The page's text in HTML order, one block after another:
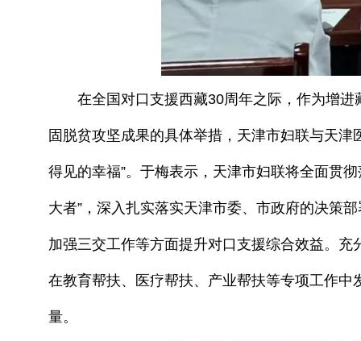
在全国对口支援西藏30周年之际，作为增进
固脱贫攻坚成果的具体举措，天津市妇联与天津
得见的幸福”。于梅表示，天津市妇联将全面贯
大者”，深入扎实落实天津市委、市政府的决策
加强三交工作等方面提升对口支援综合效益。
在教育帮扶、医疗帮扶、产业帮扶等专项工作
量。